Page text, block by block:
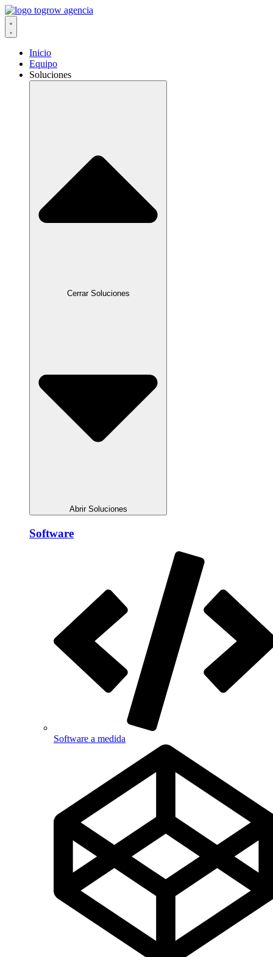
Ir
al
contenido
Inicio
Equipo
Soluciones
Cerrar Soluciones
Abrir Soluciones
Software
Software a medida